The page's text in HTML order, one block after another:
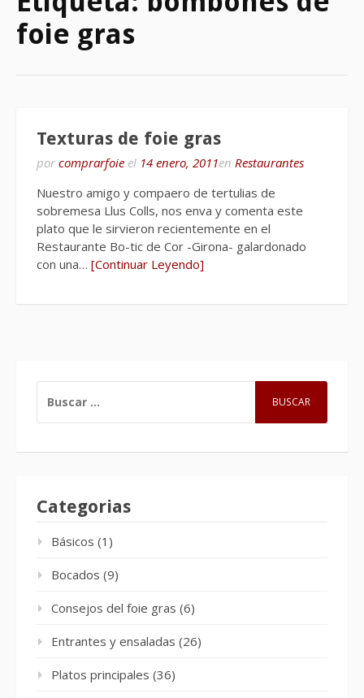
foie gras
Texturas de foie gras
por comprarfoie el 14 enero, 2011en Restaurantes
Nuestro amigo y compaero de tertulias de
sobremesa Llus Colls, nos enva y comenta este
plato que le sirvieron recientemente en el
Restaurante Bo-tic de Cor -Girona- galardonado
con una… [Continuar Leyendo]
Categorias
Básicos (1)
Bocados (9)
Consejos del foie gras (6)
Entrantes y ensaladas (26)
Platos principales (36)